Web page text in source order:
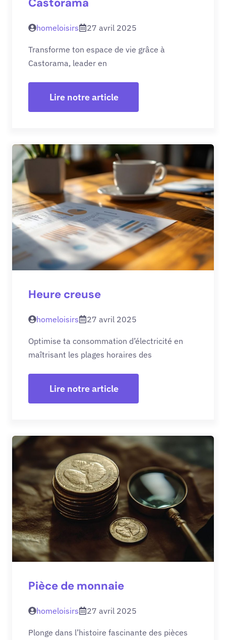
homeloisirs 27 avril 2025
Transforme ton espace de vie grâce à
Castorama, leader en
Lire notre article
Heure creuse
homeloisirs 27 avril 2025
Optimise ta consommation d’électricité en
maîtrisant les plages horaires des
Lire notre article
Pièce de monnaie
homeloisirs 27 avril 2025
Plonge dans l’histoire fascinante des pièces